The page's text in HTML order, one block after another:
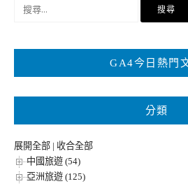
鍵
GA4今日熱門
分類
展開全部 | 收合全部
中國旅遊 (54)
亞洲旅遊 (125)